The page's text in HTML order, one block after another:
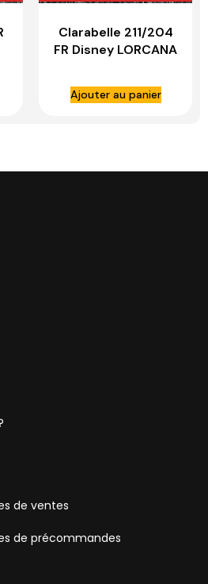
Clarabelle 211/204
FR Disney LORCANA
Ajouter au panier
de ventes
de précommandes